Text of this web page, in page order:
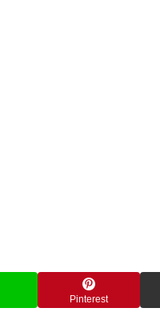
Pinterest